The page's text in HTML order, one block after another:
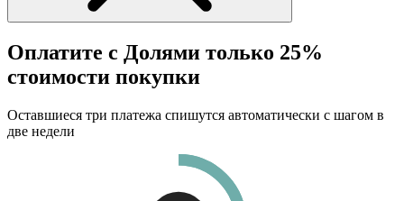
Оплатите с Долями только 25%
стоимости покупки
Оставшиеся три платежа спишутся автоматически с шагом в
две недели